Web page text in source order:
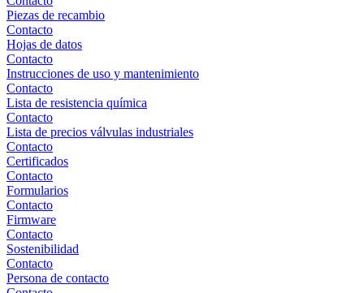
Piezas de recambio
Contacto
Hojas de datos
Contacto
Instrucciones de uso y mantenimiento
Contacto
Lista de resistencia química
Contacto
Lista de precios válvulas industriales
Contacto
Certificados
Contacto
Formularios
Contacto
Firmware
Contacto
Sostenibilidad
Contacto
Persona de contacto